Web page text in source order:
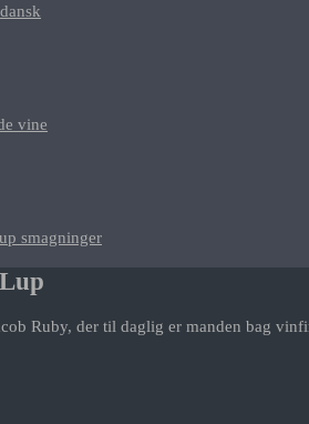
vine
smagninger
Ruby, der til daglig er manden bag